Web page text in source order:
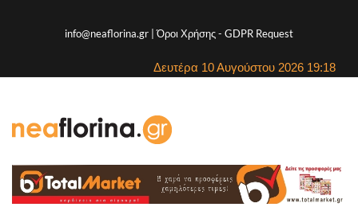
info@neaflorina.gr |Όροι Χρήσης- GDPR Request
Δευτέρα 10 Αυγούστου 2026 19:18